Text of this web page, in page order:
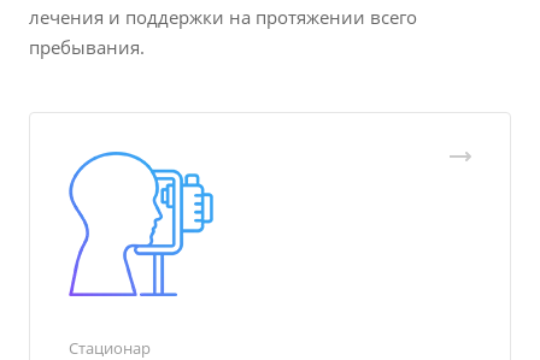
лечения и поддержки на протяжении всего
пребывания.
Стационар